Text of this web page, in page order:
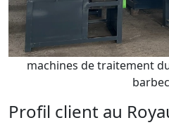
machines de traitement
Profil client au